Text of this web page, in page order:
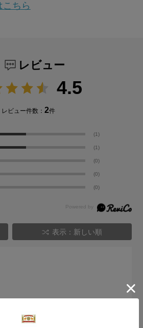
ちら
レビュー
4.5
レビュー件数：2件
(1)
(1)
(0)
(0)
(0)
表示：新しい順